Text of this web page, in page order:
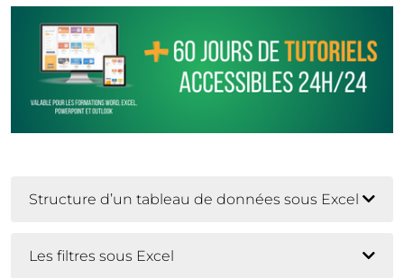
Structure d’un tableau de données sous Excel
Les filtres sous Excel